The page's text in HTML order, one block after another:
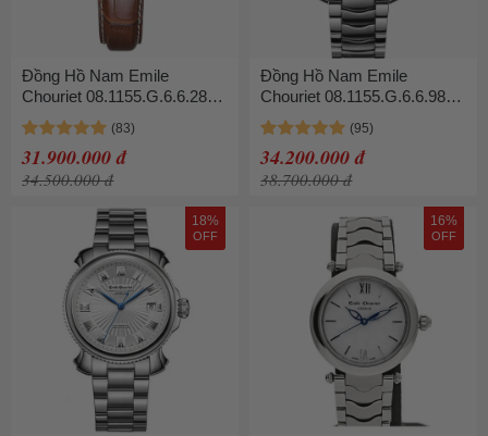
Đồng Hồ Nam Emile
Chouriet 08.1155.G.6.6.28.2
40mm Dây Da
31.900.000 đ
34.500.000 đ
Đồng Hồ Nam Emile
Chouriet 08.1155.G.6.6.98.6
40mm
34.200.000 đ
38.700.000 đ
18%
OFF
16%
OFF